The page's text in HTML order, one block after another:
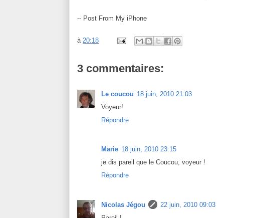
-- Post From My iPhone
à 20:18
3 commentaires:
Le coucou 18 juin, 2010 21:03
Voyeur!
Répondre
Marie 18 juin, 2010 23:15
je dis pareil que le Coucou, voyeur !
Répondre
Nicolas Jégou
22 juin, 2010 09:03